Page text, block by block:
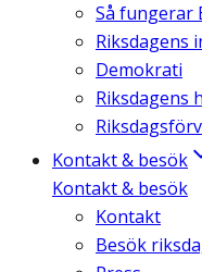
Så fungerar
Riksdagens
Demokrati
Riksdagens
Kontakt & besök
Kontakt & besök
Kontakt
Besök